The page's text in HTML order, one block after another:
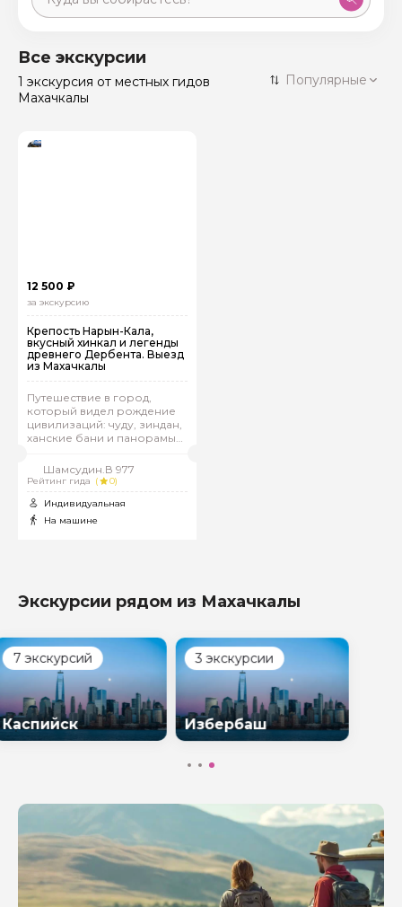
Санкт-Петербург
Россия
50 экскурсий
Все экскурсии
1 экскурсия от местных гидов
Махачкалы
Популярные
12 500 ₽
за экскурсию
Крепость Нарын‑Кала,
вкусный хинкал и легенды
древнего Дербента. Выезд
из Махачкалы
Путешествие в город,
который видел рождение
цивилизаций: чуду, зиндан,
ханские бани и панорамы
Шамсудин.В 977
Рейтинг гида (
0)
Индивидуальная
На машине
Экскурсии рядом из Махачкалы
3 экскурсии
Избербаш